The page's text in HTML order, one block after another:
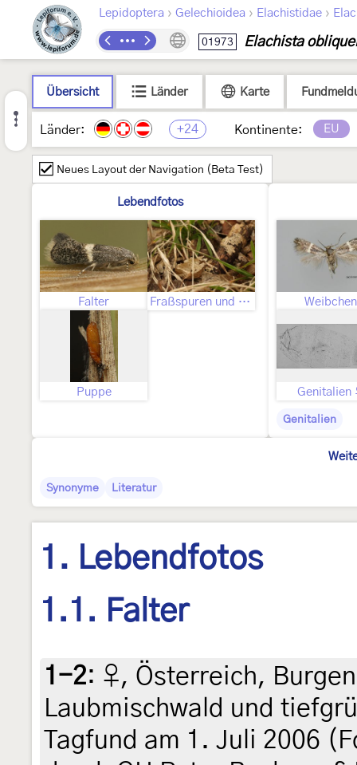
Lepidoptera › Gelechioidea › Elachistidae ›
01973 Elachista
Übersicht Länder Karte
Länder: +24 Kontinente: EU
Neues Layout der Navigation (Beta Test)
Lebendfotos
Falter Fraßspuren und Befallsbild
Puppe
Weibchen
Genitalien
Genitalien
Synonyme Literatur
1. Lebendfotos
1.1. Falter
1-2: ♀, Österreich,
Laubmischwald und
Tagfund am 1. Juli 2006